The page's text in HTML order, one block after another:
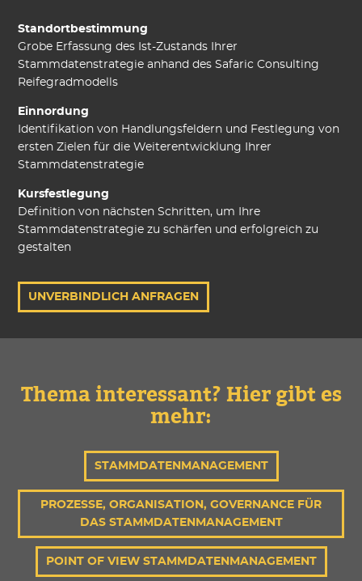
Standortbestimmung
Grobe Erfassung des Ist-Zustands Ihrer
Stammdatenstrategie anhand des Safaric Consulting
Reifegradmodells
Einnordung
Identifikation von Handlungsfeldern und Festlegung von
ersten Zielen für die Weiterentwicklung Ihrer
Stammdatenstrategie
Kursfestlegung
Definition von nächsten Schritten, um Ihre
Stammdatenstrategie zu schärfen und erfolgreich zu
gestalten
UNVERBINDLICH ANFRAGEN
Thema interessant? Hier gibt es
mehr:
STAMMDATENMANAGEMENT
PROZESSE, ORGANISATION, GOVERNANCE FÜR
DAS STAMMDATENMANAGEMENT
POINT OF VIEW STAMMDATENMANAGEMENT